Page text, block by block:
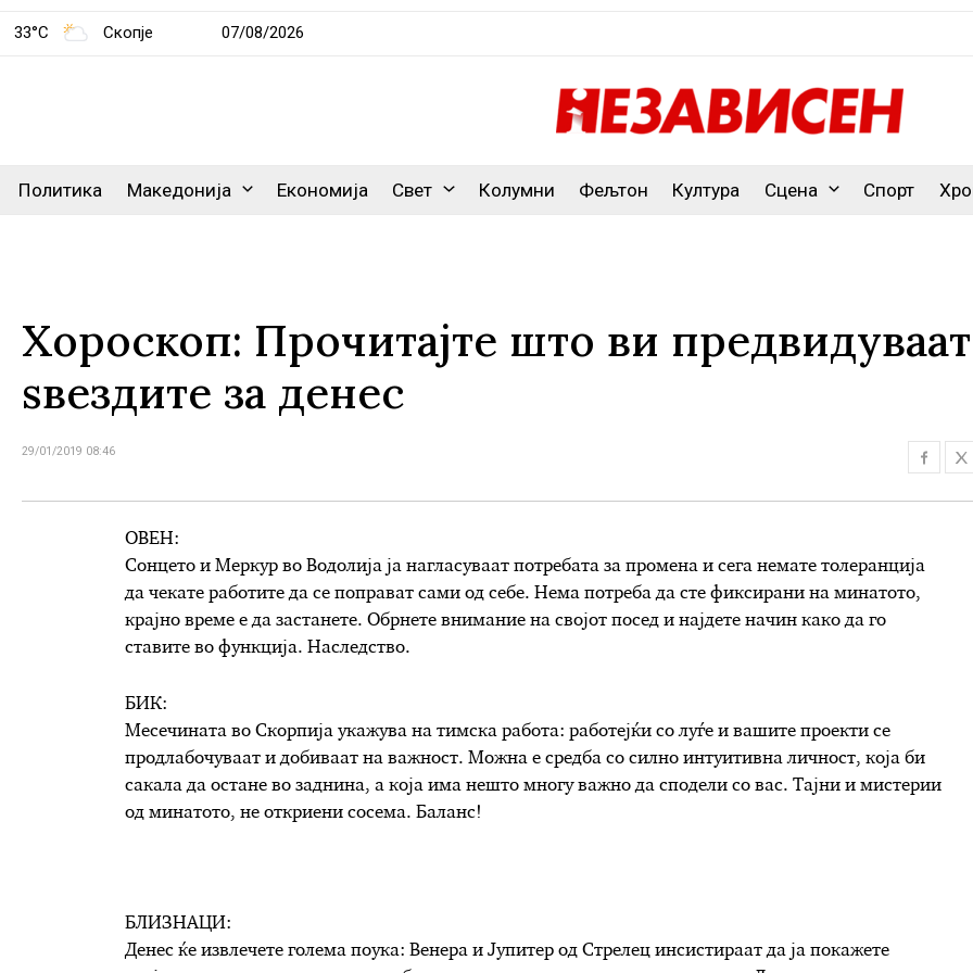
33°C Скопје 07/08/2026
Политика Македонија Економија Свет Колумни Фељтон Култура Сцена Спорт
Хороскоп: Прочитајте што ви предвидуваат
ѕвездите за денес
29/01/2019 08:46
ОВЕН:
Сонцето и Меркур во Водолија ја нагласуваат потребата за промена и сега немате толеранција
да чекате работите да се поправат сами од себе. Нема потреба да сте фиксирани на минатото,
крајно време е да застанете. Обрнете внимание на својот посед и најдете начин како да го
ставите во функција. Наследство.
БИК:
Месечината во Скорпија укажува на тимска работа: работејќи со луѓе и вашите проекти се
продлабочуваат и добиваат на важност. Можна е средба со силно интуитивна личност, која би
сакала да остане во заднина, а која има нешто многу важно да сподели со вас. Тајни и мистерии
од минатото, не откриени сосема. Баланс!
БЛИЗНАЦИ:
Денес ќе извлечете голема поука: Венера и Јупитер од Стрелец инсистираат да ја покажете